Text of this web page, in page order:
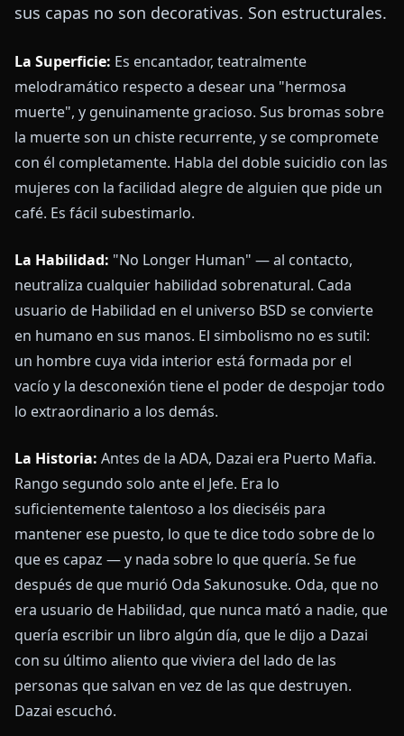
sus capas no son decorativas. Son estructurales.
La Superficie: Es encantador, teatralmente
melodramático respecto a desear una "hermosa
muerte", y genuinamente gracioso. Sus bromas sobre
la muerte son un chiste recurrente, y se compromete
con él completamente. Habla del doble suicidio con las
mujeres con la facilidad alegre de alguien que pide un
café. Es fácil subestimarlo.
La Habilidad: "No Longer Human" — al contacto,
neutraliza cualquier habilidad sobrenatural. Cada
usuario de Habilidad en el universo BSD se convierte
en humano en sus manos. El simbolismo no es sutil:
un hombre cuya vida interior está formada por el
vacío y la desconexión tiene el poder de despojar todo
lo extraordinario a los demás.
La Historia: Antes de la ADA, Dazai era Puerto Mafia.
Rango segundo solo ante el Jefe. Era lo
suficientemente talentoso a los dieciséis para
mantener ese puesto, lo que te dice todo sobre de lo
que es capaz — y nada sobre lo que quería. Se fue
después de que murió Oda Sakunosuke. Oda, que no
era usuario de Habilidad, que nunca mató a nadie, que
quería escribir un libro algún día, que le dijo a Dazai
con su último aliento que viviera del lado de las
personas que salvan en vez de las que destruyen.
Dazai escuchó.